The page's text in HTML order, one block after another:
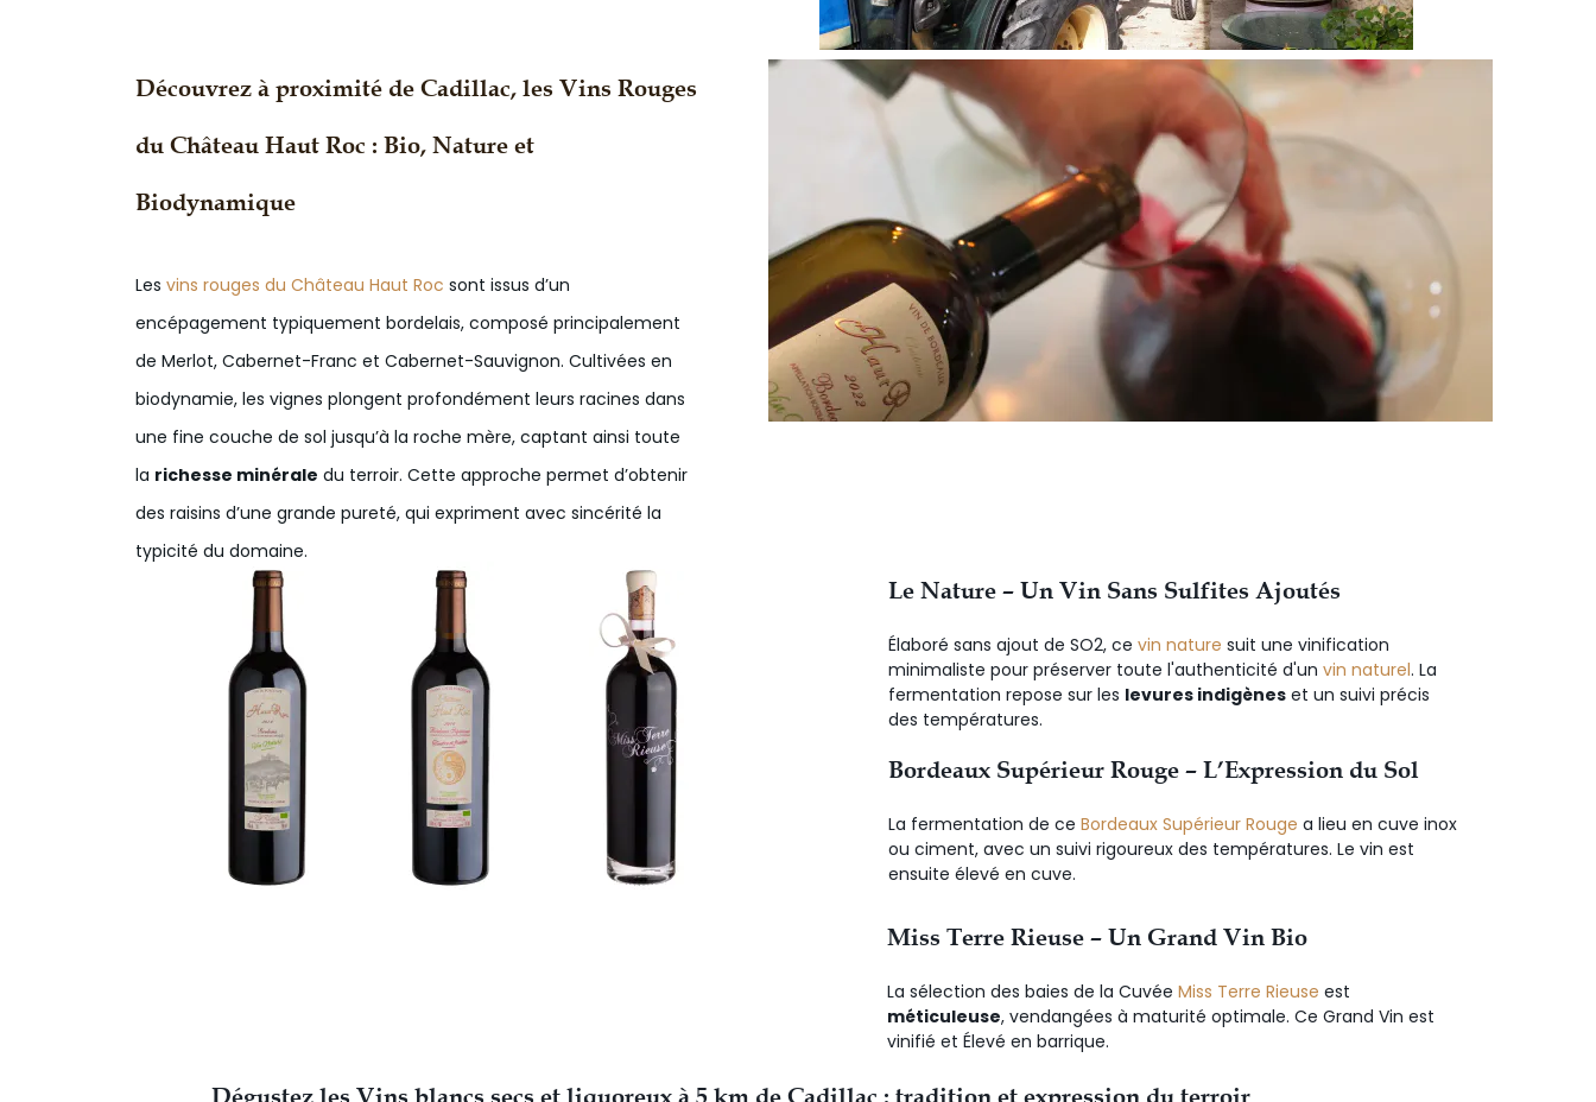
Découvrez à proximité de Cadillac, les Vins Rouges
du Château Haut Roc : Bio, Nature et
Biodynamique
Les vins rouges du Château Haut Roc sont issus d’un
encépagement typiquement bordelais, composé principalement
de Merlot, Cabernet-Franc et Cabernet-Sauvignon. Cultivées en
biodynamie, les vignes plongent profondément leurs racines dans
une fine couche de sol jusqu’à la roche mère, captant ainsi toute
la richesse minérale du terroir. Cette approche permet d’obtenir
des raisins d’une grande pureté, qui expriment avec sincérité la
typicité du domaine.
Le Nature – Un Vin Sans Sulfites Ajoutés
Élaboré sans ajout de SO2, ce vin nature suit une vinification
minimaliste pour préserver toute l'authenticité d'un vin naturel. La
fermentation repose sur les levures indigènes et un suivi précis
des températures.
Bordeaux Supérieur Rouge – L’Expression du Sol
La fermentation de ce Bordeaux Supérieur Rouge a lieu en cuve inox
ou ciment, avec un suivi rigoureux des températures. Le vin est
ensuite élevé en cuve.
Miss Terre Rieuse – Un Grand Vin Bio
La sélection des baies de la Cuvée Miss Terre Rieuse est
méticuleuse, vendangées à maturité optimale. Ce Grand Vin est
vinifié et Élevé en barrique.
Dégustez les Vins blancs secs et liquoreux à 5 km de Cadillac : tradition et expression du terroir